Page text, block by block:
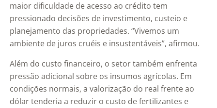
maior dificuldade de acesso ao crédito tem
pressionado decisões de investimento, custeio e
planejamento das propriedades. “Vivemos um
ambiente de juros cruéis e insustentáveis”, afirmou.
Além do custo financeiro, o setor também enfrenta
pressão adicional sobre os insumos agrícolas. Em
condições normais, a valorização do real frente ao
dólar tenderia a reduzir o custo de fertilizantes e